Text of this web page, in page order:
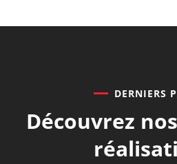
DERNIERS
Découvrez nos